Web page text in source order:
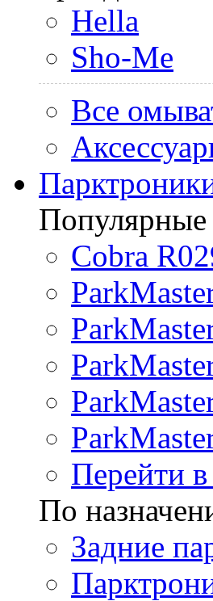
Hella
Sho-Me
Все
Cobra
Перейти
По
Задние